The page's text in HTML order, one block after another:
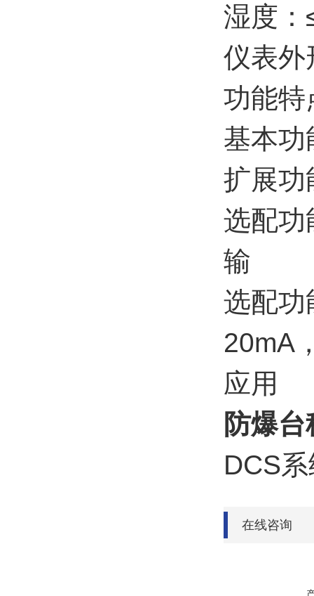
湿度：
仪表外
功能特
基本功
扩展功
选配功
输
选配功
20mA
应用
防爆
DCS
在线咨询